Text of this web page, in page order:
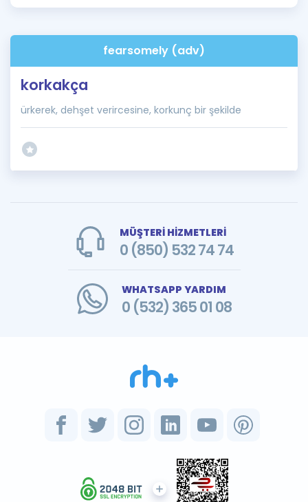
İngilizce Gramerfearsomely (adv)
korkakça
ürkerek, dehşet verircesine, korkunç bir şekilde
MÜŞTERİ HİZMETLERİ
0 (850) 532 74 74
WHATSAPP YARDIM
0 (532) 365 01 08